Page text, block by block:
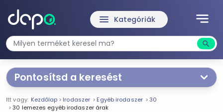
notes
menu Kategóriák
search
Pontosítsd a keresést
Segítünk a keresésben!
Válaszd ki a jellemzőketTe magad!
Itt vagy: Kezdőlap Irodaszer Egyéb irodaszer
30
30 lemezes egyéb irodaszer árak